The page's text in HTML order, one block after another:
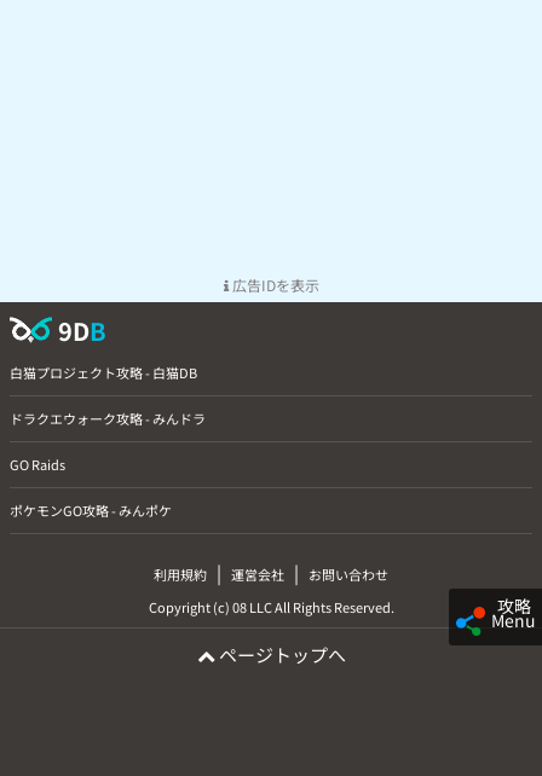
攻略
Menu
広告IDを表示
9DB
白猫プロジェクト攻略 - 白猫DB
ドラクエウォーク攻略 - みんドラ
GO Raids
ポケモンGO攻略 - みんポケ
利用規約 | 運営会社 |
お問い合わせ
Copyright (c) 08 LLC All Rights Reserved.
ページトップへ